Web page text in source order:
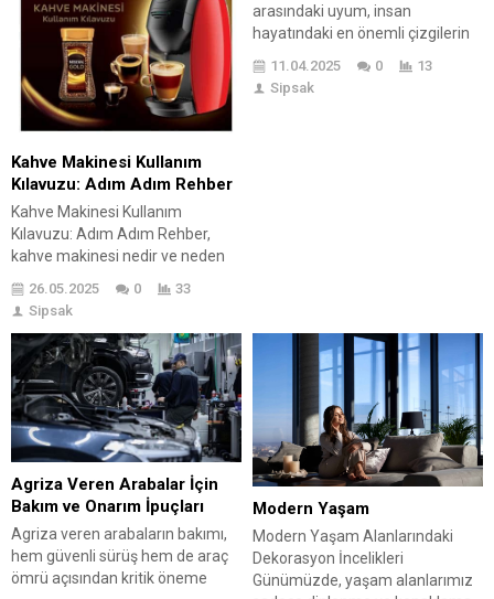
Kahve Makinesi Kullanım
Kılavuzu: Adım Adım Rehber
Kahve Makinesi Kullanım
Kılavuzu: Adım Adım Rehber,
kahve makinesi nedir ve neden
sunarak başlıyor. İyi bir kahve
deneyimi için kahve makinesi
seçerken dikkat edilmesi
gereken faktörlere değiniyor.
Kullanım sırasında en sık yapılan
hataları ortaya koyarak,
okuyuculara dikkat etmeleri
gereken noktaları hatırlatıyor.
Ayrıca, kahve makinesi bakımı
için...
26.05.2025 0
33
Sipsak
arasındaki uyum, insan
hayatındaki en önemli çizgilerin
deneyimler ve ilk heyecanların
ebeveynler ve çocuklar arasında
11.04.2025 0
13
Sipsak
Agriza Veren Arabalar İçin
Bakım ve Onarım İpuçları
Agriza veren arabaların bakımı,
hem güvenli sürüş hem de araç
ömrü açısından kritik öneme
Modern Yaşam
Modern Yaşam Alanlarındaki
Dekorasyon İncelikleri
Günümüzde, yaşam alanlarımız